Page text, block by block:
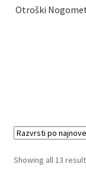
Otroški
Showing all 13